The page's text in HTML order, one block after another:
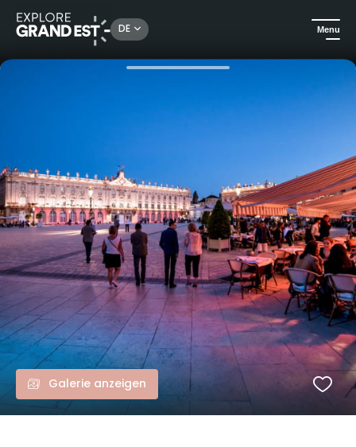
DE Menu
Sehenswertes in der Region Grand Est City Pass Solo: Entdeckungen und gute Pläne in Nancy
Galerie anzeigen